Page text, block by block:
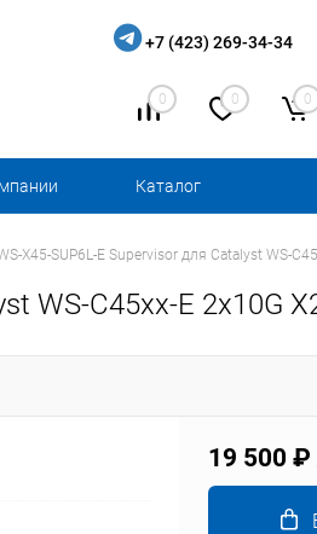
+7 (423) 269-34-34
0 0 0
Каталог
X45-SUP6L-E Supervisor для Catalyst WS-
WS-C45xx-E 2x10G
19 500 ₽